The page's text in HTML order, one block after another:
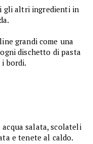
gli altri ingredienti in
grandi come una
dischetto di pasta
i bordi.
salata, scolateli
e tenete al caldo.